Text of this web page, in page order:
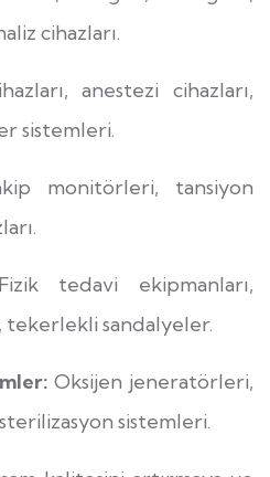
cihazları.
anestezi cihazları,
sistemleri.
monitörleri, tansiyon
tedavi ekipmanları,
sandalyeler.
Oksijen jeneratörleri,
sistemleri.